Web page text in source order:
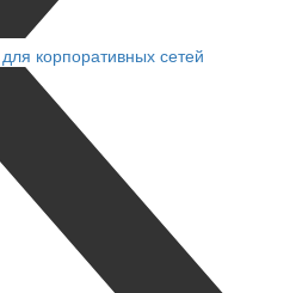
корпоративных сетей